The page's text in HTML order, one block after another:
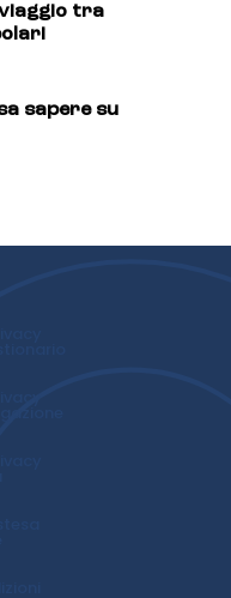
tra
sapere su